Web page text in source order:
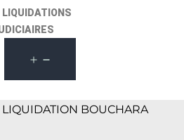
LIQUIDATIONS
LIQUIDATION BOUCHARA
slide